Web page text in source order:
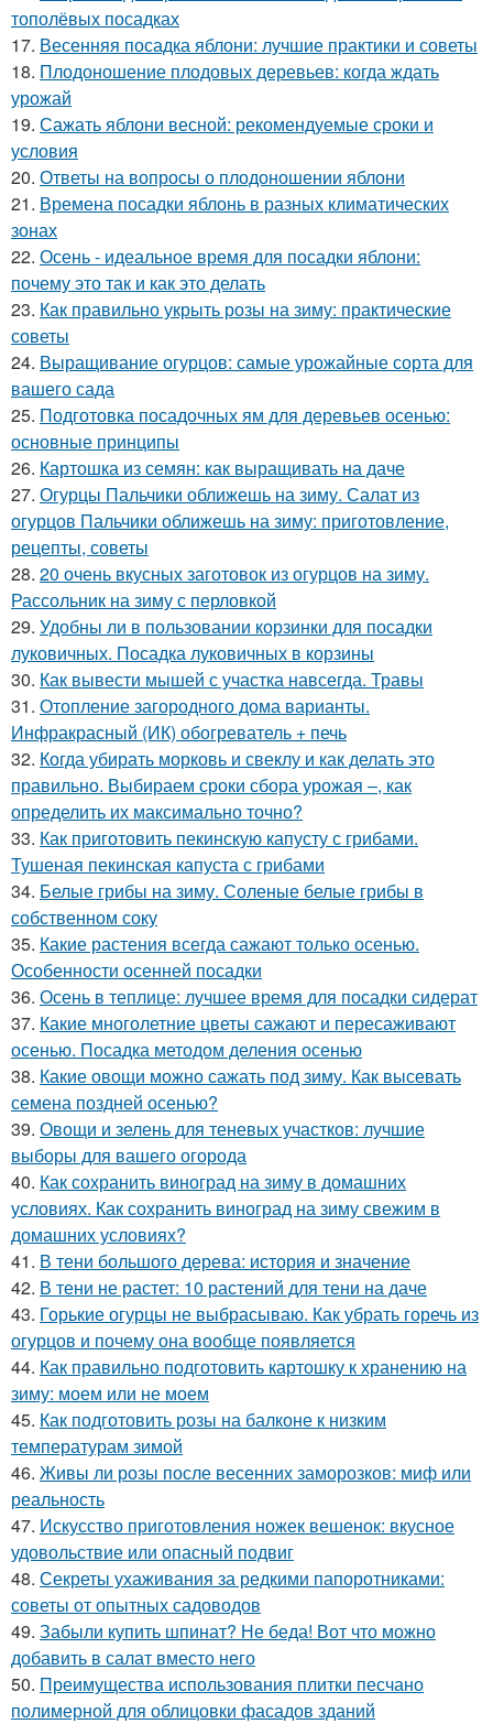
тополёвых посадках
17. Весенняя посадка яблони: лучшие практики и советы
18. Плодоношение плодовых деревьев: когда ждать
урожай
19. Сажать яблони весной: рекомендуемые сроки и
условия
20. Ответы на вопросы о плодоношении яблони
21. Времена посадки яблонь в разных климатических
зонах
22. Осень - идеальное время для посадки яблони:
почему это так и как это делать
23. Как правильно укрыть розы на зиму: практические
советы
24. Выращивание огурцов: самые урожайные сорта для
вашего сада
25. Подготовка посадочных ям для деревьев осенью:
основные принципы
26. Картошка из семян: как выращивать на даче
27. Огурцы Пальчики оближешь на зиму. Салат из
огурцов Пальчики оближешь на зиму: приготовление,
рецепты, советы
28. 20 очень вкусных заготовок из огурцов на зиму.
Рассольник на зиму с перловкой
29. Удобны ли в пользовании корзинки для посадки
луковичных. Посадка луковичных в корзины
30. Как вывести мышей с участка навсегда. Травы
31. Отопление загородного дома варианты.
Инфракрасный (ИК) обогреватель + печь
32. Когда убирать морковь и свеклу и как делать это
правильно. Выбираем сроки сбора урожая –, как
определить их максимально точно?
33. Как приготовить пекинскую капусту с грибами.
Тушеная пекинская капуста с грибами
34. Белые грибы на зиму. Соленые белые грибы в
собственном соку
35. Какие растения всегда сажают только осенью.
Особенности осенней посадки
36. Осень в теплице: лучшее время для посадки сидерат
37. Какие многолетние цветы сажают и пересаживают
осенью. Посадка методом деления осенью
38. Какие овощи можно сажать под зиму. Как высевать
семена поздней осенью?
39. Овощи и зелень для теневых участков: лучшие
выборы для вашего огорода
40. Как сохранить виноград на зиму в домашних
условиях. Как сохранить виноград на зиму свежим в
домашних условиях?
41. В тени большого дерева: история и значение
42. В тени не растет: 10 растений для тени на даче
43. Горькие огурцы не выбрасываю. Как убрать горечь из
огурцов и почему она вообще появляется
44. Как правильно подготовить картошку к хранению на
зиму: моем или не моем
45. Как подготовить розы на балконе к низким
температурам зимой
46. Живы ли розы после весенних заморозков: миф или
реальность
47. Искусство приготовления ножек вешенок: вкусное
удовольствие или опасный подвиг
48. Секреты ухаживания за редкими папоротниками:
советы от опытных садоводов
49. Забыли купить шпинат? Не беда! Вот что можно
добавить в салат вместо него
50. Преимущества использования плитки песчано
полимерной для облицовки фасадов зданий